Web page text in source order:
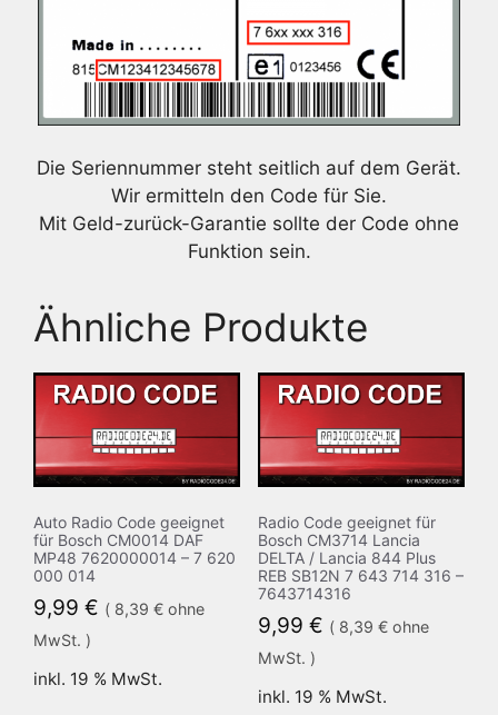
Die Seriennummer steht seitlich auf dem Gerät.
Wir ermitteln den Code für Sie.
Mit Geld-zurück-Garantie sollte der Code ohne
Funktion sein.
Ähnliche Produkte
Auto Radio Code geeignet
für Bosch CM0014 DAF
MP48 7620000014 – 7 620
000 014
9,99 € ( 8,39 € ohne
MwSt. )
inkl. 19 % MwSt.
Radio Code geeignet für
Bosch CM3714 Lancia
DELTA / Lancia 844 Plus
REB SB12N 7 643 714 316 –
7643714316
9,99 € ( 8,39 €ohne
MwSt. )
inkl. 19 % MwSt.